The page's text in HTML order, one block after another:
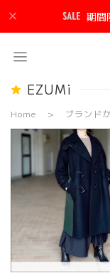
期間
EZUMi
Home ブランド